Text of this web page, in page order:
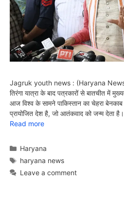
Jagruk youth news : (Haryana
तिरंगा यात्रा के बाद पत्रकारों से बातचीत में
आज विश्व के सामने पाकिस्तान का चेहरा
प्रायोजित देश है, जो आतंकवाद को जन्म देता
Read more
Categories
Haryana
Tags
haryana news
Leave a comment